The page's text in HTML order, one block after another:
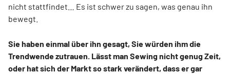
nicht stattfindet… Es ist schwer zu sagen, was genau ihn
bewegt.
Sie haben einmal über ihn gesagt, Sie würden ihm die
Trendwende zutrauen. Lässt man Sewing nicht genug Zeit,
oder hat sich der Markt so stark verändert, dass er gar